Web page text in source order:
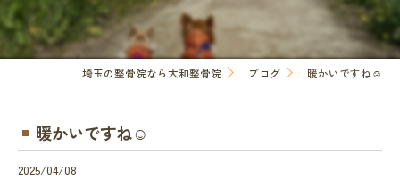
埼玉の整骨院なら大和整骨院 ブログ 暖かいですね☺️
暖かいですね☺️
2025/04/08